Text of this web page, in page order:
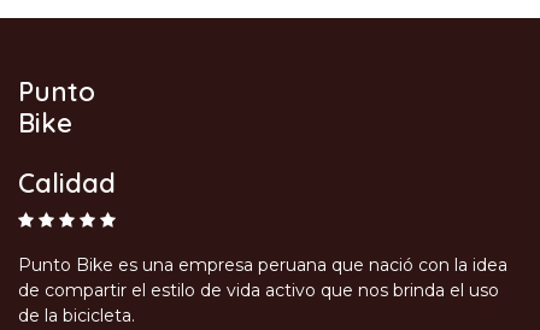
Punto
Bike
Calidad
Punto Bike es una empresa peruana que nació con la idea
de compartir el estilo de vida activo que nos brinda el uso
de la bicicleta.